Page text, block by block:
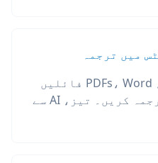
میں ترجمہ
تصاویر، اسکرین شاٹس، PDFs، Word فائلیں
اور آڈیو ایک ہی جگہ ترجمہ کریں۔ تیز، AI سے